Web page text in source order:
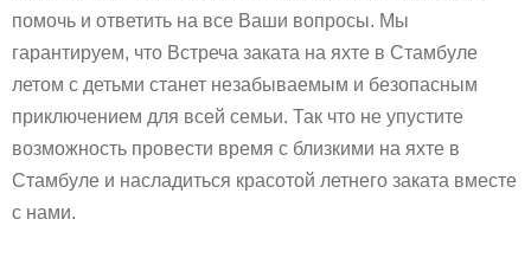
помочь и ответить на все Ваши вопросы. Мы
гарантируем, что Встреча заката на яхте в Стамбуле
летом с детьми станет незабываемым и безопасным
приключением для всей семьи. Так что не упустите
возможность провести время с близкими на яхте в
Стамбуле и насладиться красотой летнего заката вместе
с нами.